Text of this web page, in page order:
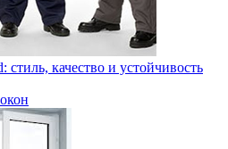
качество и устойчивость